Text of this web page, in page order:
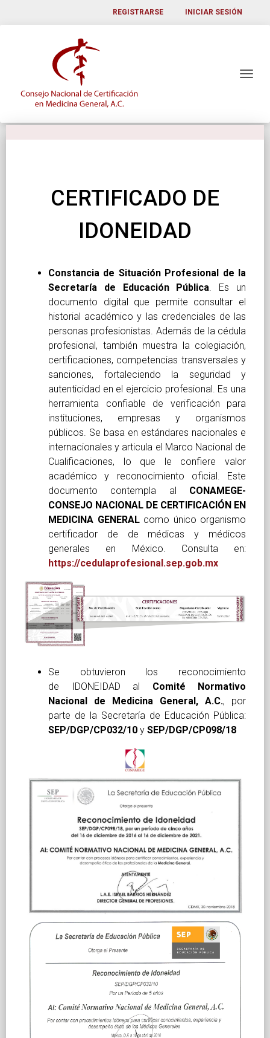
REGISTRARSE INICIAR SESIÓN
CERTIFICADO DE
IDONEIDAD
Constancia de Situación Profesional de la
Secretaría de Educación Pública. Es un
documento digital que permite consultar el
historial académico y las credenciales de las
personas profesionistas. Además de la cédula
profesional, también muestra la colegiación,
certificaciones, competencias transversales y
sanciones, fortaleciendo la seguridad y
autenticidad en el ejercicio profesional. Es una
herramienta confiable de verificación para
instituciones, empresas y organismos
públicos. Se basa en estándares nacionales e
internacionales y articula el Marco Nacional de
Cualificaciones, lo que le confiere valor
académico y reconocimiento oficial. Este
documento contempla al CONAMEGE-
CONSEJO NACIONAL DE CERTIFICACIÓN EN
MEDICINA GENERALcomo único organismo
certificador de de médicas y médicos
generales en México. Consulta en:
https://cedulaprofesional.sep.gob.mx
Se obtuvieron los reconocimiento
de IDONEIDAD al Comité Normativo
Nacional de Medicina General, A.C., por
parte de la Secretaría de Educación Pública:
SEP/DGP/CP032/10 y SEP/DGP/CP098/18